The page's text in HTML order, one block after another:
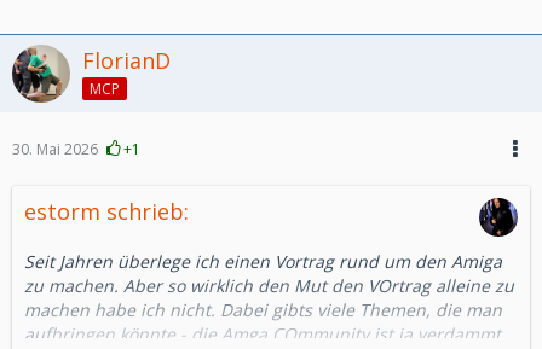
FlorianD
MCP
30. Mai 2026 +1
estorm schrieb:
Seit Jahren überlege ich einen Vortrag rund um den Amiga
zu machen. Aber so wirklich den Mut den VOrtrag alleine zu
machen habe ich nicht. Dabei gibts viele Themen, die man
aufbringen könnte - die Amga COmmunity ist ja verdammt